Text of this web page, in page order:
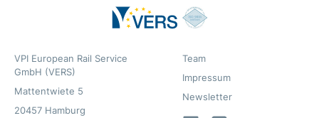
VPI European Rail Service
GmbH (VERS)
Mattentwiete 5
20457 Hamburg
Team
Impressum
Newsletter